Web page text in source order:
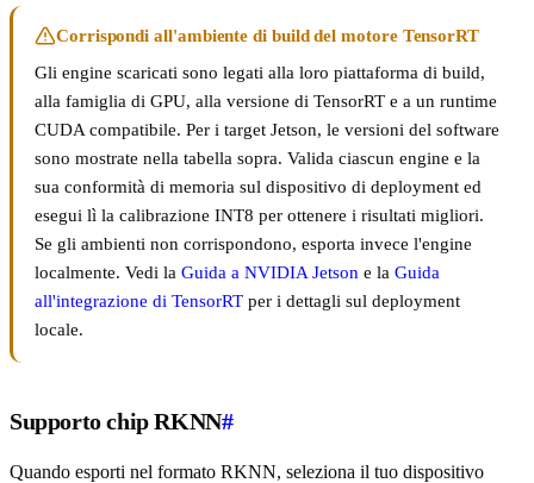
Corrispondi all'ambiente di build del motore TensorRT
Gli engine scaricati sono legati alla loro piattaforma di build,
alla famiglia di GPU, alla versione di TensorRT e a un runtime
CUDA compatibile. Per i target Jetson, le versioni del software
sono mostrate nella tabella sopra. Valida ciascun engine e la
sua conformità di memoria sul dispositivo di deployment ed
esegui lì la calibrazione INT8 per ottenere i risultati migliori.
Se gli ambienti non corrispondono, esporta invece l'engine
localmente. Vedi la Guida a NVIDIA Jetson e la Guida
all'integrazione di TensorRT per i dettagli sul deployment
locale.
Supporto chip RKNN#
Quando esporti nel formato RKNN, seleziona il tuo dispositivo